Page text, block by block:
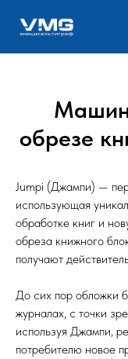
обрезе
Jumpi (Джампи) —
использующая
обработке книг и
обреза книжного
получают
До сих пор обложки
журналах, с точки
используя Джампи,
потребителю новое